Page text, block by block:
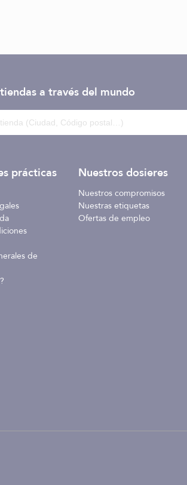
a través del mundo
prácticas
de
Nuestros dosieres
Nuestros compromisos
Nuestras etiquetas
Ofertas de empleo